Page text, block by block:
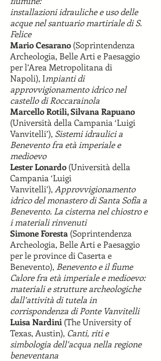
installazioni idrauliche e uso delle
acque nel santuario martiriale di S.
Felice
Mario Cesarano (Soprintendenza
Archeologia, Belle Arti e Paesaggio
per l’Area Metropolitana di
Napoli), Impianti di
approvvigionamento idrico nel
castello di Roccarainola
Marcello Rotili, Silvana Rapuano
(Università della Campania ‘Luigi
Vanvitelli’), Sistemi idraulici a
Benevento fra età imperiale e
medioevo
Lester Lonardo (Università della
Campania ‘Luigi
Vanvitelli’), Approvvigionamento
idrico del monastero di Santa Sofia a
Benevento. La cisterna nel chiostro e
i materiali rinvenuti
Simone Foresta (Soprintendenza
Archeologia, Belle Arti e Paesaggio
per le province di Caserta e
Benevento), Benevento e il fiume
Calore fra età imperiale e medioevo:
materiali e strutture archeologiche
dall’attività di tutela in
corrispondenza di Ponte Vanvitelli
Luisa Nardini (The University of
Texas, Austin), Canti, riti e
simbologia dell’acqua nella regione
beneventana